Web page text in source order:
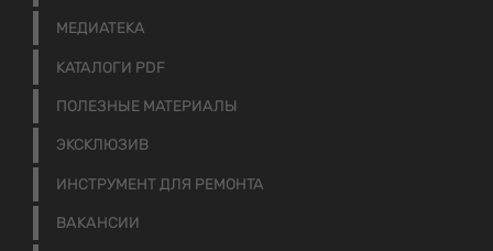
МЕДИАТЕКА
КАТАЛОГИ PDF
ПОЛЕЗНЫЕ МАТЕРИАЛЫ
ЭКСКЛЮЗИВ
ИНСТРУМЕНТ ДЛЯ РЕМОНТА
ВАКАНСИИ